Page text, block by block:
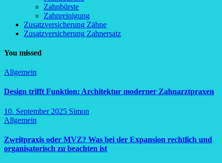
Zahnbürste
Zahnreinigung
Zusatzversicherung Zähne
Zusatzversicherung Zahnersatz
You missed
Allgemein
Design trifft Funktion: Architektur moderner Zahnarztpraxen
10. September 2025 Simon
Allgemein
Zweitpraxis oder MVZ? Was bei der Expansion rechtlich und
organisatorisch zu beachten ist